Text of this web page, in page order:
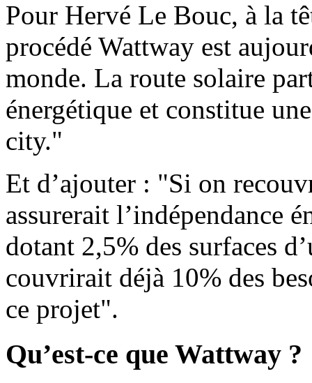
Pour Hervé Le Bouc, à la
procédé Wattway est
monde. La route solaire
énergétique et constitue
city."
Et d’ajouter : "Si on
assurerait l’indépendance
dotant 2,5% des surfaces
couvrirait déjà 10% des
ce projet".
Qu’est-ce que Wattway ?